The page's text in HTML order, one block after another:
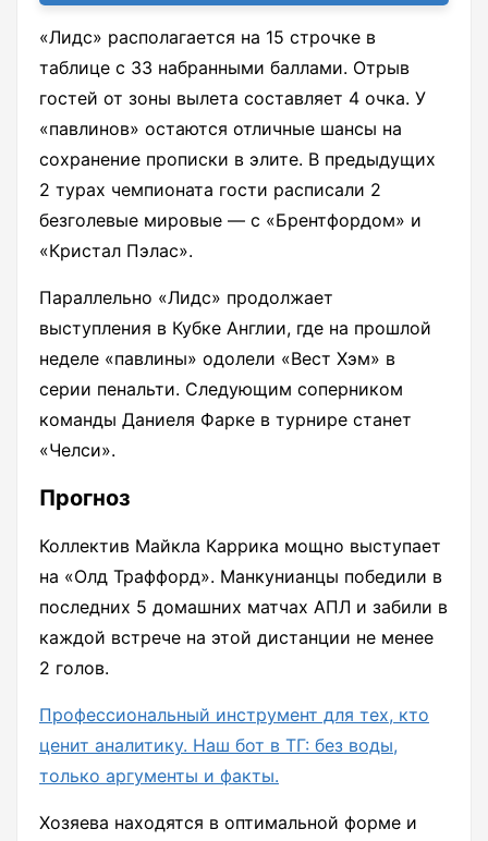
«Лидс» располагается на 15 строчке в
таблице с 33 набранными баллами. Отрыв
гостей от зоны вылета составляет 4 очка. У
«павлинов» остаются отличные шансы на
сохранение прописки в элите. В предыдущих
2 турах чемпионата гости расписали 2
безголевые мировые — с «Брентфордом» и
«Кристал Пэлас».
Параллельно «Лидс» продолжает
выступления в Кубке Англии, где на прошлой
неделе «павлины» одолели «Вест Хэм» в
серии пенальти. Следующим соперником
команды Даниеля Фарке в турнире станет
«Челси».
Прогноз
Коллектив Майкла Каррика мощно выступает
на «Олд Траффорд». Манкунианцы победили в
последних 5 домашних матчах АПЛ и забили в
каждой встрече на этой дистанции не менее
2 голов.
Профессиональный инструмент для тех, кто
ценит аналитику. Наш бот в ТГ: без воды,
только аргументы и факты.
Хозяева находятся в оптимальной форме и